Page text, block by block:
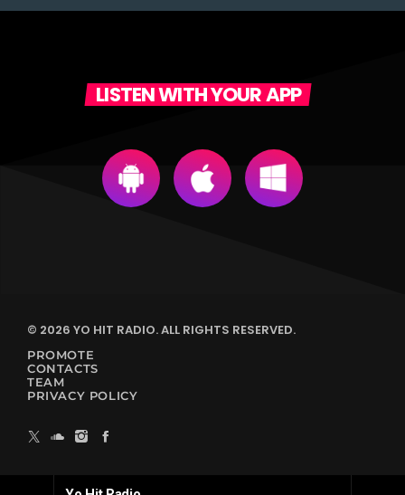
LISTEN WITH YOUR APP
© 2026 YO HIT RADIO. ALL RIGHTS RESERVED.
PROMOTE
CONTACTS
TEAM
PRIVACY POLICY